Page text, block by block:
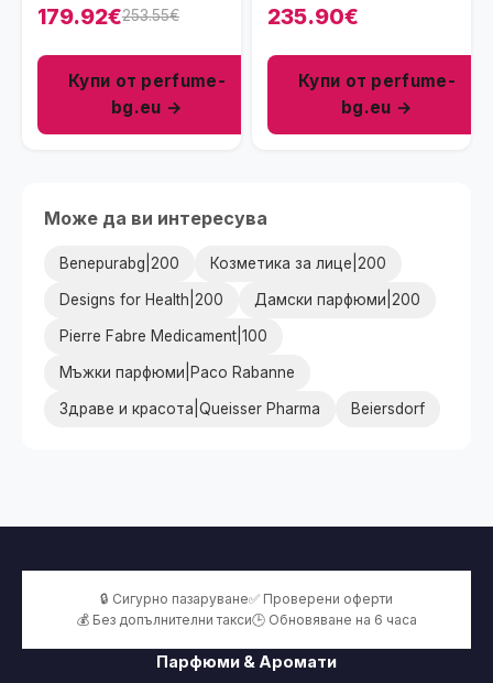
жени 75 мл - EDP
179.92€253.55€
Купи от perfume-
bg.eu →
парфюм 125 мл - EDP
235.90€
Купи от perfume-
bg.eu →
Може да ви интересува
Benepurabg|200 Козметика за лице|200
Designs for Health|200 Дамски парфюми|200
Pierre Fabre Medicament|100
Мъжки парфюми|Paco Rabanne
Здраве и красота|Queisser Pharma Beiersdorf
🔒 Сигурно пазаруване✅ Проверени оферти
💰 Без допълнителни такси🕒 Обновяване на 6 часа
Парфюми & Аромати